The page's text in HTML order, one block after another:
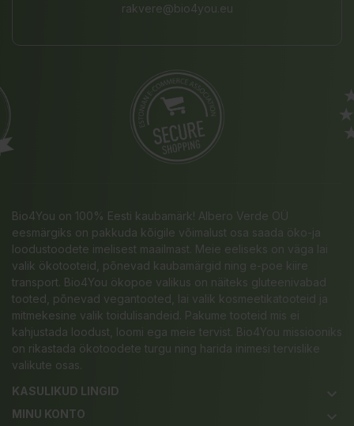
rakvere@bio4you.eu
Bio4You on 100% Eesti kaubamärk! Albero Verde OÜ
eesmärgiks on pakkuda kõigile võimalust osa saada öko-ja
loodustoodete imelisest maailmast. Meie eeliseks on väga lai
valik ökotooteid, põnevad kaubamärgid ning e-poe kiire
transport. Bio4You ökopoe valikus on näiteks gluteenivabad
tooted, põnevad vegantooted, lai valik kosmeetikatooteid ja
mitmekesine valik toidulisandeid. Pakume tooteid mis ei
kahjustada loodust, loomi ega meie tervist. Bio4You missiooniks
on rikastada ökotoodete turgu ning harida inimesi tervislike
valikute osas.
KASULIKUD LINGID
keyboard_arrow_down
MINU KONTO keyboard_arrow_down